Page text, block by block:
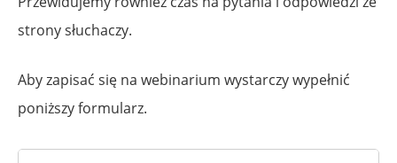
strony słuchaczy.
Aby zapisać się na webinarium wystarczy wypełnić
poniższy formularz.